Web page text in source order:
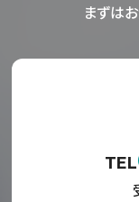
まずは
TEL